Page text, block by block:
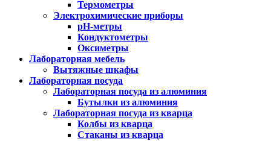
Термометры
Электрохимические приборы
pH-метры
Кондуктометры
Оксиметры
Лабораторная мебель
Вытяжные шкафы
Лабораторная посуда
Лабораторная посуда из алюминия
Бутылки из алюминия
Лабораторная посуда из кварца
Колбы из кварца
Стаканы из кварца